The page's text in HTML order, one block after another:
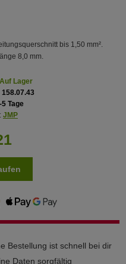
bis 1,50 mm².
8,0 mm.
Auf Lager
158.07.43
5 Tage
JMP
Bestellung ist schnell bei dir
Daten sorgfältig